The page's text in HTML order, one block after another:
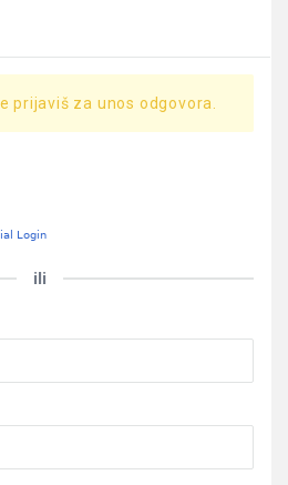
prijaviš za unos odgovora.
ili